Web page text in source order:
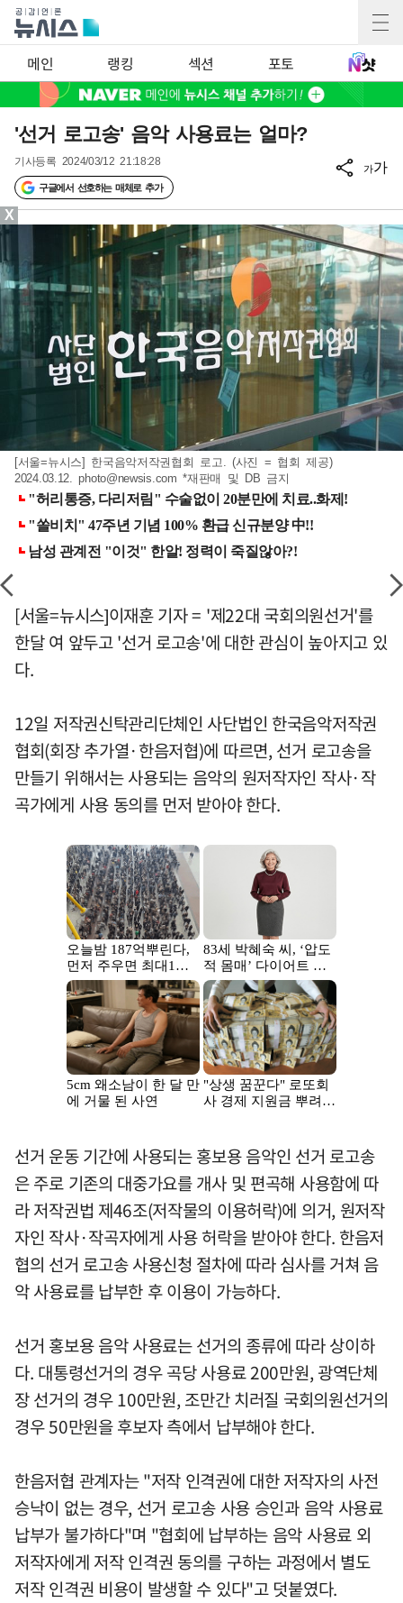
메인 랭킹 섹션 포토
'선거 로고송' 음악 사용료는 얼마?
기사등록 2024/03/12 21:18:28
구글에서 선호하는 매체로 추가
가가
[서울=뉴시스] 한국음악저작권협회 로고. (사진 = 협회 제공)
2024.03.12.photo@newsis.com *재판매 및 DB 금지
[서울=뉴시스]이재훈 기자 = '제22대 국회의원선거'를
한달 여 앞두고 '선거 로고송'에 대한 관심이 높아지고 있
다.
12일 저작권신탁관리단체인 사단법인 한국음악저작권
협회(회장 추가열·한음저협)에 따르면, 선거 로고송을
만들기 위해서는 사용되는 음악의 원저작자인 작사·작
곡가에게 사용 동의를 먼저 받아야 한다.
선거 운동 기간에 사용되는 홍보용 음악인 선거 로고송
은 주로 기존의 대중가요를 개사 및 편곡해 사용함에 따
라 저작권법 제46조(저작물의 이용허락)에 의거, 원저작
자인 작사·작곡자에게 사용 허락을 받아야 한다. 한음저
협의 선거 로고송 사용신청 절차에 따라 심사를 거쳐 음
악 사용료를 납부한 후 이용이 가능하다.
선거 홍보용 음악 사용료는 선거의 종류에 따라 상이하
다. 대통령선거의 경우 곡당 사용료 200만원, 광역단체
장 선거의 경우 100만원, 조만간 치러질 국회의원선거의
경우 50만원을 후보자 측에서 납부해야 한다.
한음저협 관계자는 "저작 인격권에 대한 저작자의 사전
승낙이 없는 경우, 선거 로고송 사용 승인과 음악 사용료
납부가 불가하다"며 "협회에 납부하는 음악 사용료 외
저작자에게 저작 인격권 동의를 구하는 과정에서 별도
저작 인격권 비용이 발생할 수 있다"고 덧붙였다.
X